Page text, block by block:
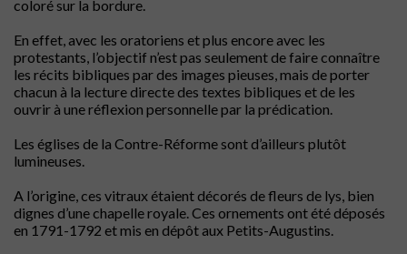
coloré sur la bordure.
En effet, avec les oratoriens et plus encore avec les
protestants, l’objectif n’est pas seulement de faire connaître
les récits bibliques par des images pieuses, mais de porter
chacun à la lecture directe des textes bibliques et de les
ouvrir à une réflexion personnelle par la prédication.
Les églises de la Contre-Réforme sont d’ailleurs plutôt
lumineuses.
A l’origine, ces vitraux étaient décorés de fleurs de lys, bien
dignes d’une chapelle royale. Ces ornements ont été déposés
en 1791-1792 et mis en dépôt aux Petits-Augustins.